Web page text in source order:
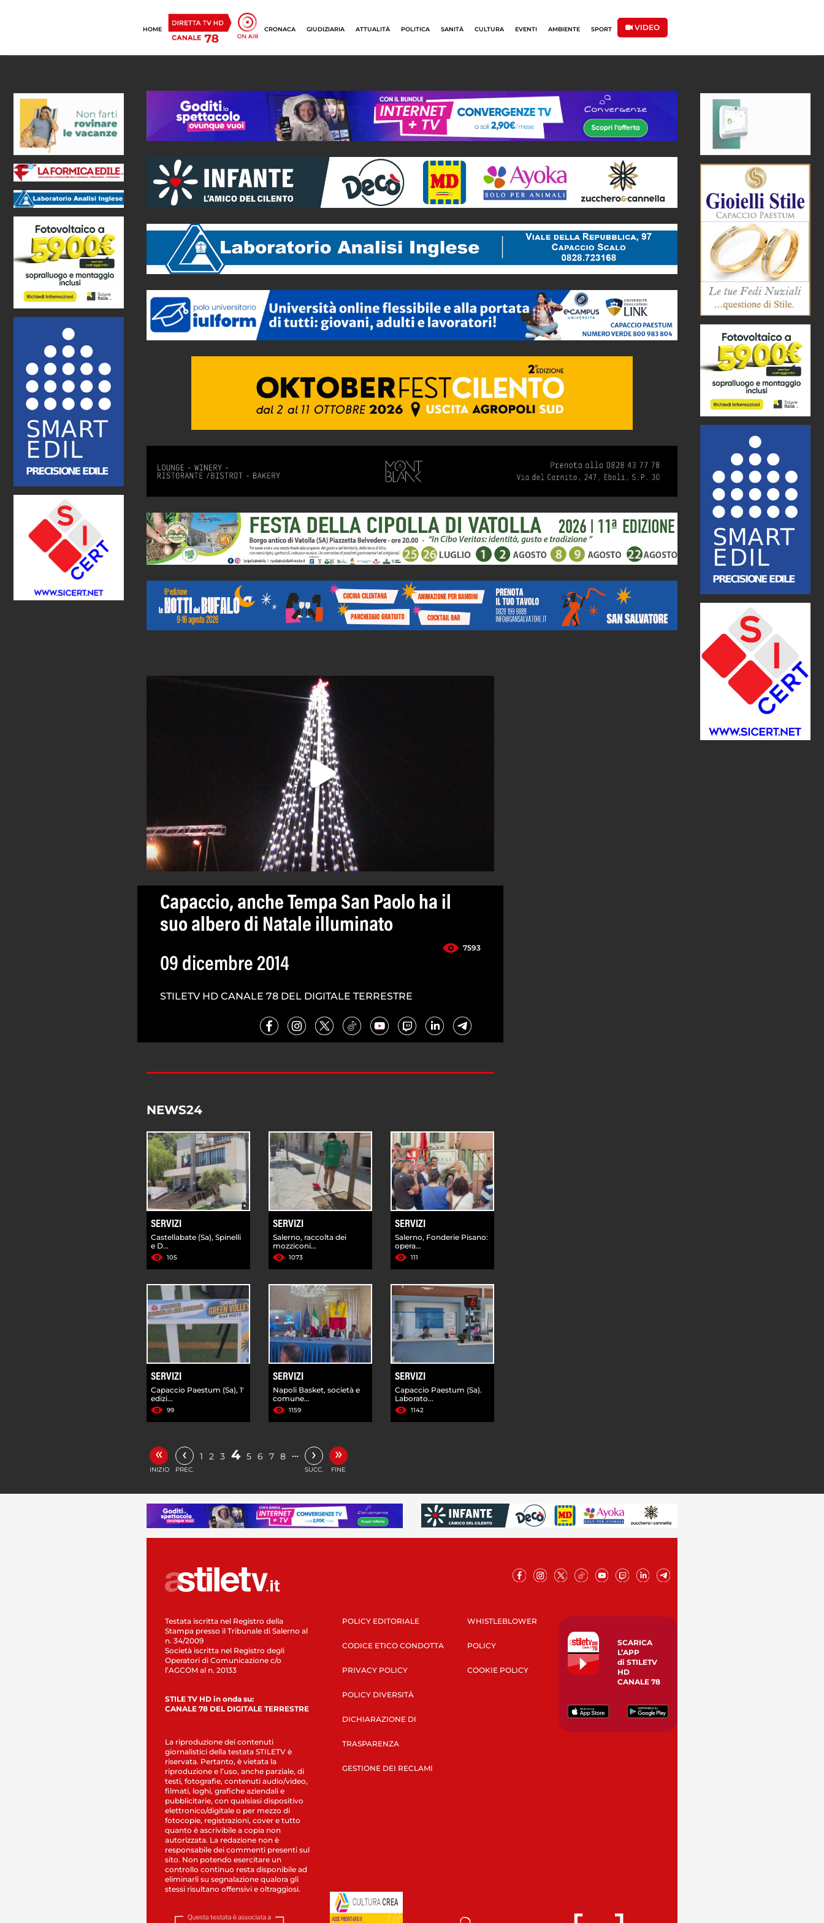
HOME CRONACA GIUDIZIARIA ATTUALITÀ POLITICA SANITÀ CULTURA EVENTI AMBIENTE SPORT VIDEO
Capaccio, anche Tempa San Paolo ha il
suo albero di Natale illuminato
7593
09 dicembre 2014
STILETV HD CANALE 78 DEL DIGITALE TERRESTRE
NEWS24
SERVIZI
Castellabate (Sa), Spinelli
e D...
105
SERVIZI
Salerno, raccolta dei
mozziconi...
1073
SERVIZI
Salerno, Fonderie Pisano:
opera...
111
SERVIZI
Capaccio Paestum (Sa), 1'
edizi...
99
SERVIZI
Napoli Basket, società e
comune...
1159
SERVIZI
Capaccio Paestum (Sa).
Laborato...
1142
«
INIZIO
‹
PREC.
1 2 3 4 5 6 7 8 … ›
SUCC.
»
FINE
Testata iscritta nel Registro della
Stampa presso il Tribunale di Salerno al
n. 34/2009
Società iscritta nel Registro degli
Operatori di Comunicazione c/o
l’AGCOM al n. 20133
STILE TV HD in onda su:
CANALE 78 DEL DIGITALE TERRESTRE
La riproduzione dei contenuti
giornalistici della testata STILETV è
riservata. Pertanto, è vietata la
riproduzione e l’uso, anche parziale, di
testi, fotografie, contenuti audio/video,
filmati, loghi, grafiche aziendali e
pubblicitarie, con qualsiasi dispositivo
elettronico/digitale o per mezzo di
fotocopie, registrazioni, cover e tutto
quanto è ascrivibile a copia non
autorizzata. La redazione non è
responsabile dei commenti presenti sul
sito. Non potendo esercitare un
controllo continuo resta disponibile ad
eliminarli su segnalazione qualora gli
stessi risultano offensivi e oltraggiosi.
POLICY EDITORIALE
CODICE ETICO CONDOTTA
PRIVACY POLICY
POLICY DIVERSITÀ
DICHIARAZIONE DI
TRASPARENZA
GESTIONE DEI RECLAMI
WHISTLEBLOWER
POLICY
COOKIE POLICY
SCARICA
L’APP
di STILETV
HD
CANALE 78